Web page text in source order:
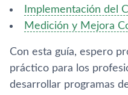
Implementación del
Medición y Mejora
Con esta guía, espero
práctico para los
desarrollar programas